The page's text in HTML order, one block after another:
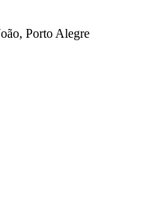
Porto Alegre